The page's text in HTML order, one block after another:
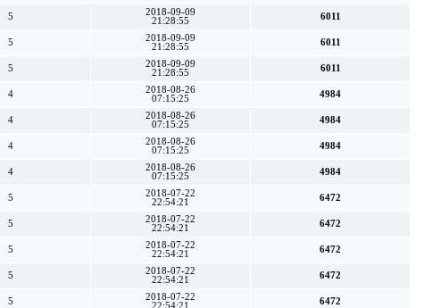
5
2018-09-09
21:28:55
6011
5
2018-09-09
21:28:55
6011
5
2018-09-09
21:28:55
6011
4
2018-08-26
07:15:25
4984
4
2018-08-26
07:15:25
4984
4
2018-08-26
07:15:25
4984
4
2018-08-26
07:15:25
4984
5
2018-07-22
22:54:21
6472
5
2018-07-22
22:54:21
6472
5
2018-07-22
22:54:21
6472
5
2018-07-22
22:54:21
6472
5
2018-07-22
22:54:21
6472